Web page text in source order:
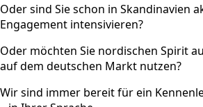
Oder sind Sie schon in Skandinavien
Engagement intensivieren?
Oder möchten Sie nordischen Spirit
auf dem deutschen Markt nutzen?
Wir sind immer bereit für ein